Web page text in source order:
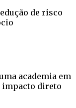
de risco
academia em
impacto direto